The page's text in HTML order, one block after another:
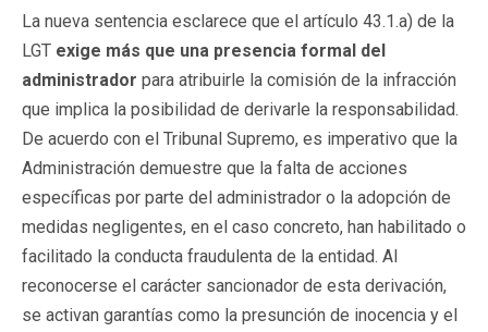
La nueva sentencia esclarece que el artículo 43.1.a) de la
LGT exige más que una presencia formal del
administrador para atribuirle la comisión de la infracción
que implica la posibilidad de derivarle la responsabilidad.
De acuerdo con el Tribunal Supremo, es imperativo que la
Administración demuestre que la falta de acciones
específicas por parte del administrador o la adopción de
medidas negligentes, en el caso concreto, han habilitado o
facilitado la conducta fraudulenta de la entidad. Al
reconocerse el carácter sancionador de esta derivación,
se activan garantías como la presunción de inocencia y el